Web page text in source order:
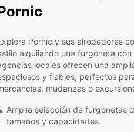
Pornic y sus alrededores
alquilando una furgoneta con
locales ofrecen una
y fiables, perfectos
mudanzas o
Amplia selección de furgonetas
tamaños y capacidades.